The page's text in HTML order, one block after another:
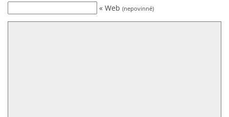
« Web (nepovinné)